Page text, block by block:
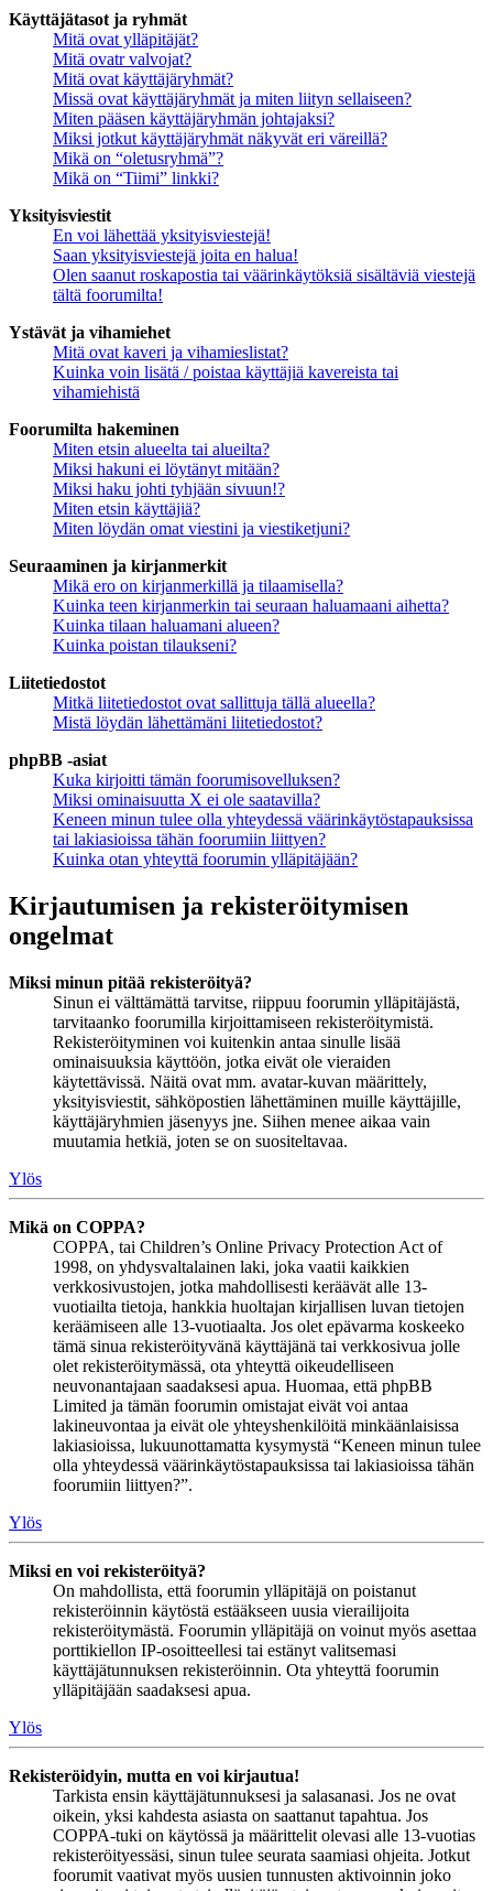
Käyttäjätasot ja ryhmät
Mitä ovat ylläpitäjät?
Mitä ovatr valvojat?
Mitä ovat käyttäjäryhmät?
Missä ovat käyttäjäryhmät ja miten liityn sellaiseen?
Miten pääsen käyttäjäryhmän johtajaksi?
Miksi jotkut käyttäjäryhmät näkyvät eri väreillä?
Mikä on “oletusryhmä”?
Mikä on “Tiimi” linkki?
Yksityisviestit
En voi lähettää yksityisviestejä!
Saan yksityisviestejä joita en halua!
Olen saanut roskapostia tai väärinkäytöksiä sisältäviä viestejä
tältä foorumilta!
Ystävät ja vihamiehet
Mitä ovat kaveri ja vihamieslistat?
Kuinka voin lisätä / poistaa käyttäjiä kavereista tai
vihamiehistä
Foorumilta hakeminen
Miten etsin alueelta tai alueilta?
Miksi hakuni ei löytänyt mitään?
Miksi haku johti tyhjään sivuun!?
Miten etsin käyttäjiä?
Miten löydän omat viestini ja viestiketjuni?
Seuraaminen ja kirjanmerkit
Mikä ero on kirjanmerkillä ja tilaamisella?
Kuinka teen kirjanmerkin tai seuraan haluamaani aihetta?
Kuinka tilaan haluamani alueen?
Kuinka poistan tilaukseni?
Liitetiedostot
Mitkä liitetiedostot ovat sallittuja tällä alueella?
Mistä löydän lähettämäni liitetiedostot?
phpBB -asiat
Kuka kirjoitti tämän foorumisovelluksen?
Miksi ominaisuutta X ei ole saatavilla?
Keneen minun tulee olla yhteydessä väärinkäytöstapauksissa
tai lakiasioissa tähän foorumiin liittyen?
Kuinka otan yhteyttä foorumin ylläpitäjään?
Kirjautumisen ja rekisteröitymisen
ongelmat
Miksi minun pitää rekisteröityä?
Sinun ei välttämättä tarvitse, riippuu foorumin ylläpitäjästä,
tarvitaanko foorumilla kirjoittamiseen rekisteröitymistä.
Rekisteröityminen voi kuitenkin antaa sinulle lisää
ominaisuuksia käyttöön, jotka eivät ole vieraiden
käytettävissä. Näitä ovat mm. avatar-kuvan määrittely,
yksityisviestit, sähköpostien lähettäminen muille käyttäjille,
käyttäjäryhmien jäsenyys jne. Siihen menee aikaa vain
muutamia hetkiä, joten se on suositeltavaa.
Ylös
Mikä on COPPA?
COPPA, tai Children’s Online Privacy Protection Act of
1998, on yhdysvaltalainen laki, joka vaatii kaikkien
verkkosivustojen, jotka mahdollisesti keräävät alle 13-
vuotiailta tietoja, hankkia huoltajan kirjallisen luvan tietojen
keräämiseen alle 13-vuotiaalta. Jos olet epävarma koskeeko
tämä sinua rekisteröityvänä käyttäjänä tai verkkosivua jolle
olet rekisteröitymässä, ota yhteyttä oikeudelliseen
neuvonantajaan saadaksesi apua. Huomaa, että phpBB
Limited ja tämän foorumin omistajat eivät voi antaa
lakineuvontaa ja eivät ole yhteyshenkilöitä minkäänlaisissa
lakiasioissa, lukuunottamatta kysymystä “Keneen minun tulee
olla yhteydessä väärinkäytöstapauksissa tai lakiasioissa tähän
foorumiin liittyen?”.
Ylös
Miksi en voi rekisteröityä?
On mahdollista, että foorumin ylläpitäjä on poistanut
rekisteröinnin käytöstä estääkseen uusia vierailijoita
rekisteröitymästä. Foorumin ylläpitäjä on voinut myös asettaa
porttikiellon IP-osoitteellesi tai estänyt valitsemasi
käyttäjätunnuksen rekisteröinnin. Ota yhteyttä foorumin
ylläpitäjään saadaksesi apua.
Ylös
Rekisteröidyin, mutta en voi kirjautua!
Tarkista ensin käyttäjätunnuksesi ja salasanasi. Jos ne ovat
oikein, yksi kahdesta asiasta on saattanut tapahtua. Jos
COPPA-tuki on käytössä ja määrittelit olevasi alle 13-vuotias
rekisteröityessäsi, sinun tulee seurata saamiasi ohjeita. Jotkut
foorumit vaativat myös uusien tunnusten aktivoinnin joko